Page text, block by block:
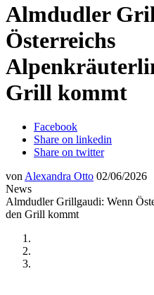
Almdudler
Österreichs
Grill kommt
Facebook
Share on linkedin
Share on twitter
von Alexandra Otto 02/06/2026
News
Almdudler Grillgaudi: Wenn
den Grill kommt